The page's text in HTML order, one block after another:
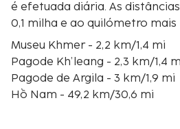
é efetuada diária. As
0,1 milha e ao quilómetro
Museu Khmer - 2,2 km/1,4 mi
Pagode Kh’leang - 2,3 km/1,4
Pagode de Argila - 3 km/1,9 mi
Hồ Nam - 49,2 km/30,6 mi